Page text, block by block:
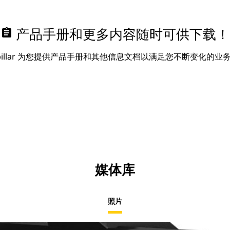
assignment 产品手册和更多内容随时可供下载！
为您提供产品手册和其他信息文档以满足您不断变化的业
媒体库
照片